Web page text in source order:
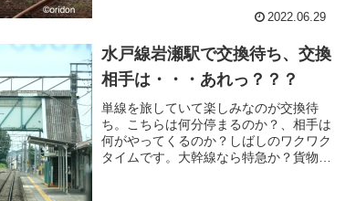
ぼほぼ立ちっぱで来てしまったこと。翌
2022.06.29
水戸線岩瀬駅で交換待ち、交換
相手は・・・あれっ？？？
単線を旅していて楽しみなのが交換待
ち。こちらは何分停まるのか？、相手は
何がやってくるのか？しばしのワクワク
タイムです。大幹線なら特急か？貨物